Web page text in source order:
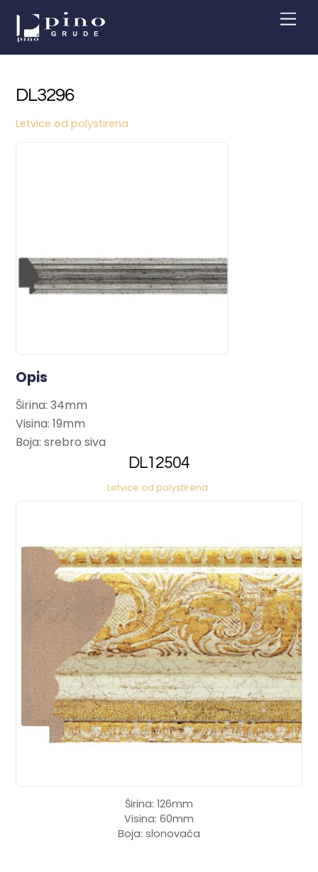
content
DL3296
Letvice od polystirena
Opis
Širina: 34mm
Visina: 19mm
Boja: srebro siva
DL12504
Letvice od polystirena
Širina: 126mm
Visina: 60mm
Boja: slonovača